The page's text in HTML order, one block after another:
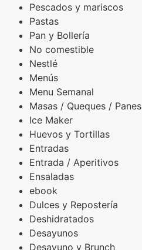
Pescados y mariscos
Pastas
Pan y Bollería
No comestible
Nestlé
Menús
Menu Semanal
Masas / Queques / Panes
Ice Maker
Huevos y Tortillas
Entradas
Entrada / Aperitivos
Ensaladas
ebook
Dulces y Repostería
Deshidratados
Desayunos
Desayuno y Brunch